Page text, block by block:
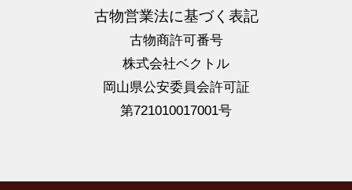
古物営業法に基づく表記
古物商許可番号
株式会社ベクトル
岡山県公安委員会許可証
第721010017001号